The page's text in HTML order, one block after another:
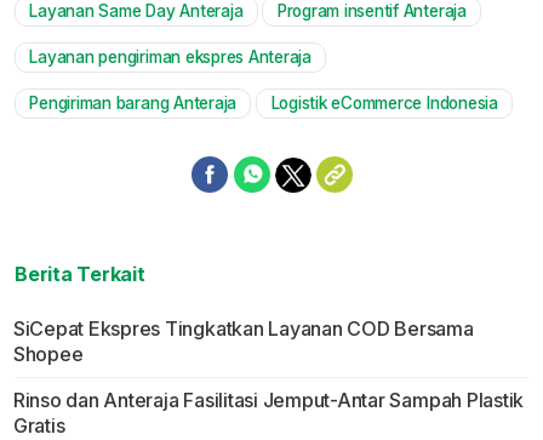
Layanan Same Day Anteraja Program insentif Anteraja
Layanan pengiriman ekspres Anteraja
Pengiriman barang Anteraja Logistik eCommerce Indonesia
Berita Terkait
SiCepat Ekspres Tingkatkan Layanan COD Bersama
Shopee
Rinso dan Anteraja Fasilitasi Jemput-Antar Sampah Plastik
Gratis